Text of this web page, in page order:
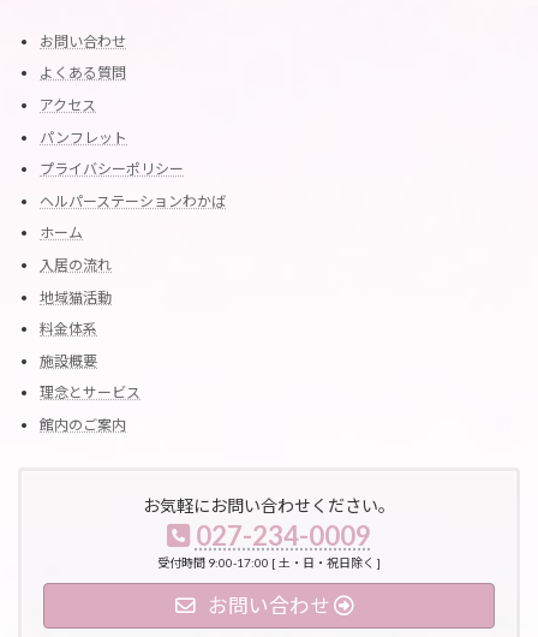
お問い合わせ
よくある質問
アクセス
パンフレット
プライバシーポリシー
ヘルパーステーションわかば
ホーム
入居の流れ
地域猫活動
料金体系
施設概要
理念とサービス
館内のご案内
お気軽にお問い合わせください。
027-234-0009
受付時間 9:00-17:00 [ 土・日・祝日除く ]
お問い合わせ